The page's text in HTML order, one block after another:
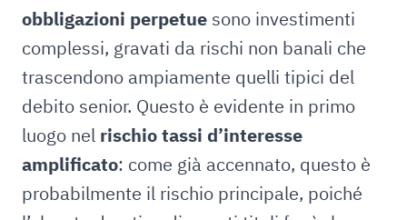
obbligazioni perpetue sono investimenti
complessi, gravati da rischi non banali che
trascendono ampiamente quelli tipici del
debito senior. Questo è evidente in primo
luogo nel rischio tassi d’interesse
amplificato: come già accennato, questo è
probabilmente il rischio principale, poiché